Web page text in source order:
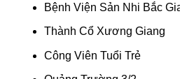
Bệnh Viện Sản Nhi Bắc
Thành Cổ Xương Giang
Công Viên Tuổi Trẻ